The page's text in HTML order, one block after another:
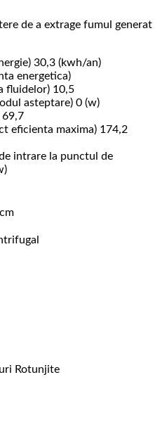
de a extrage fumul generat
30,3 (kwh/an)
energetica)
fluidelor) 10,5
asteptare) 0 (w)
69,7
eficienta maxima) 174,2
intrare la punctul de
Rotunjite